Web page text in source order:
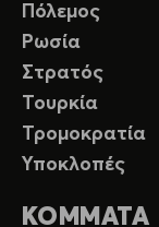
Πόλεμος
Ρωσία
Στρατός
Τουρκία
Τρομοκρατία
Υποκλοπές
ΚΟΜΜΑΤΑ